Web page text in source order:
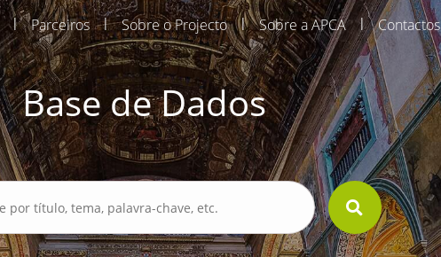
| Parceiros | Sobre o Projecto | Sobre a APCA | Contactos
Base de Dados